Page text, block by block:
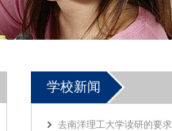
学校新闻
去南洋理工大学读研的要求